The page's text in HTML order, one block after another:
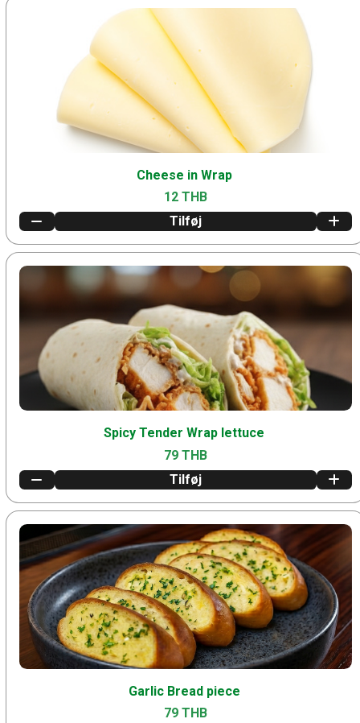
Cheese in Wrap
12 THB
Tilføj
Spicy Tender Wrap lettuce
79 THB
Tilføj
Garlic Bread piece
79 THB